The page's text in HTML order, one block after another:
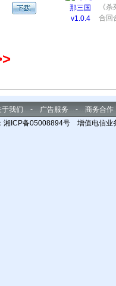
《
合回
于我们 - 广告服务 - 商务合作
湘ICP备05008894号 增值电信